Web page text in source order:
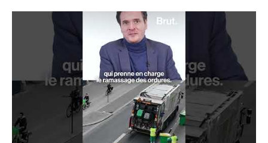
Actualités
Newsletter
Infor’Monts, le journal de la CCMDL
Projets
Contact